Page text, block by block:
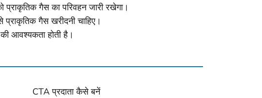
गैस का परिवहन जारी रखेगा।
गैस खरीदनी चाहिए।
आवश्यकता होती है।
CTA प्रदाता कैसे बनें